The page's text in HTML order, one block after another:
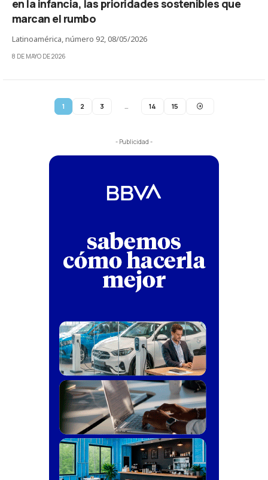
en la infancia, las prioridades sostenibles que
marcan el rumbo
Latinoamérica, número 92, 08/05/2026
8 DE MAYO DE 2026
1 2 3 … 14 15
- Publicidad -